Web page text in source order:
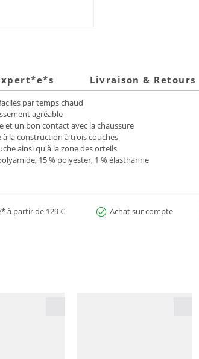
Livraison & Retours
par temps chaud
agréable
un bon contact avec la chaussure
la construction à trois couches
ainsi qu'à la zone des orteils
15 % polyester, 1 % élasthanne
à partir de 129 € Achat sur compte